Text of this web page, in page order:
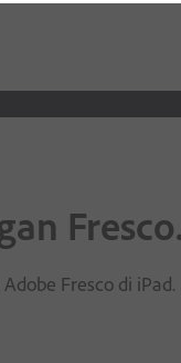
Fresco.
Fresco di